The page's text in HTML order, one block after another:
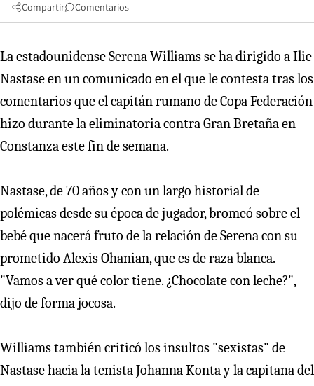
Compartir Comentarios
La estadounidense Serena Williams se ha dirigido a Ilie
Nastase en un comunicado en el que le contesta tras los
comentarios que el capitán rumano de Copa Federación
hizo durante la eliminatoria contra Gran Bretaña en
Constanza este fin de semana.
Nastase, de 70 años y con un largo historial de
polémicas desde su época de jugador, bromeó sobre el
bebé que nacerá fruto de la relación de Serena con su
prometido Alexis Ohanian, que es de raza blanca.
"Vamos a ver qué color tiene. ¿Chocolate con leche?",
dijo de forma jocosa.
Williams también criticó los insultos "sexistas" de
Nastase hacia la tenista Johanna Konta y la capitana del